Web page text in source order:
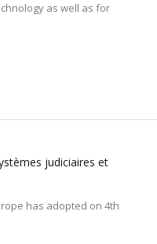
as well as for
judiciaires et
has adopted on 4th